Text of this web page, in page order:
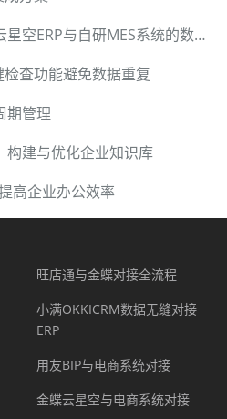
基于轻易云平台实现金蝶云星空ERP与自研MES系统的数据集成
查功能避免数据重复
期管理
构建与优化企业知识库
高企业办公效率
旺店通与金蝶对接全流程
小满OKKICRM数据无缝对接
ERP
用友BIP与电商系统对接
金蝶云星空与电商系统对接